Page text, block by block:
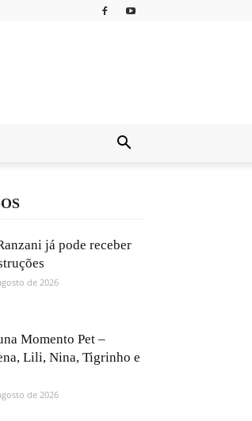
já pode receber
de 2026
Momento Pet –
Lili, Nina, Tigrinho e
de 2026